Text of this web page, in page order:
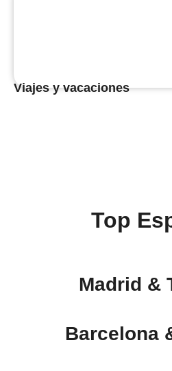
Viajes y vacaciones
Top
Madrid &
Barcelona